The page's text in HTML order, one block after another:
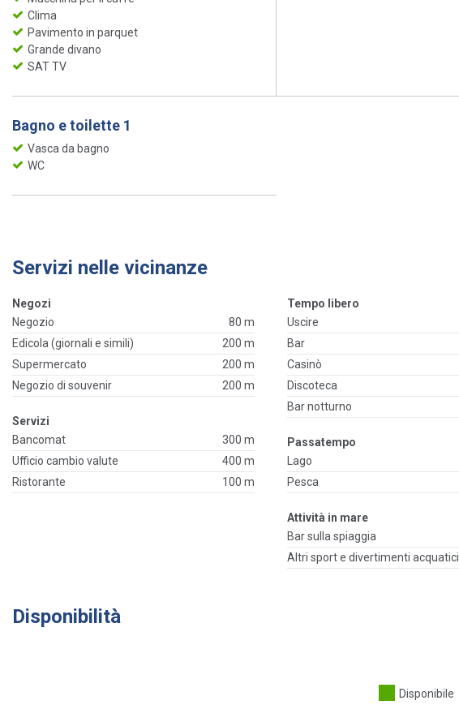
Clima
Pavimento in parquet
Grande divano
SAT TV
Bagno e toilette 1
Vasca da bagno
WC
Servizi nelle vicinanze
Negozi
Negozio
80 m
Edicola (giornali e simili)
200 m
Supermercato
200 m
Negozio di souvenir
200 m
Servizi
Bancomat
300 m
Ufficio cambio valute
400 m
Ristorante
100 m
Tempo libero
Uscire
Bar
Casinò
Discoteca
Bar notturno
Passatempo
Lago
Pesca
Attività in mare
Bar sulla spiaggia
Altri sport e divertimenti acquatici
Disponibilità
Disponibile